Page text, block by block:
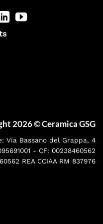
2026 ©Ceramica GSG
Via Bassano del Grappa, 4
- CF: 00238460562
REA CCIAA RM 837976